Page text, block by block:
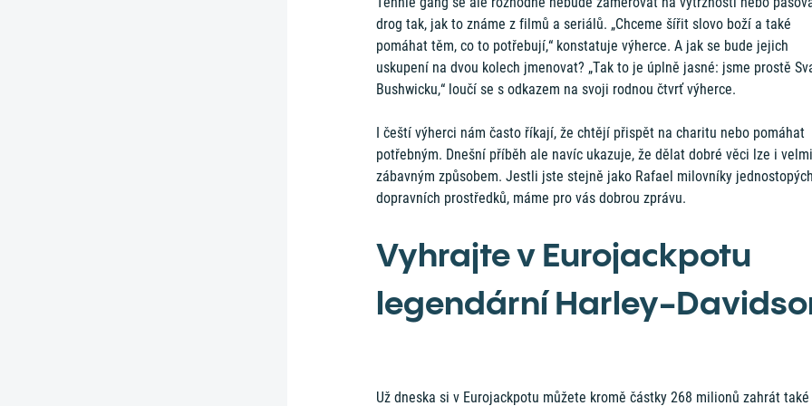
drog tak, jak to známe z filmů a seriálů. „Chceme šířit slovo boží a také
pomáhat těm, co to potřebují,“ konstatuje výherce. A jak se bude jejich
uskupení na dvou kolech jmenovat? „Tak to je úplně jasné: jsme prostě
Bushwicku,“ loučí se s odkazem na svoji rodnou čtvrť výherce.
I čeští výherci nám často říkají, že chtějí přispět na charitu nebo pomáhat
potřebným. Dnešní příběh ale navíc ukazuje, že dělat dobré věci lze i velmi
zábavným způsobem. Jestli jste stejně jako Rafael milovníky jednostopých
dopravních prostředků, máme pro vás dobrou zprávu.
Vyhrajte v Eurojackpotu
legendární Harley-
Už dneska si v Eurojackpotu můžete kromě částky 268 milionů zahrát